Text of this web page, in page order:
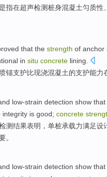
指在超声检测桩身混凝土匀质性
that the strength of anchor
in situ concrete lining.
锚支护比现浇混凝土的支护能力
low-strain detection show that
integrity is good; concrete
测结果表明 ， 单桩承载力满足设
。
low-strain detection show that